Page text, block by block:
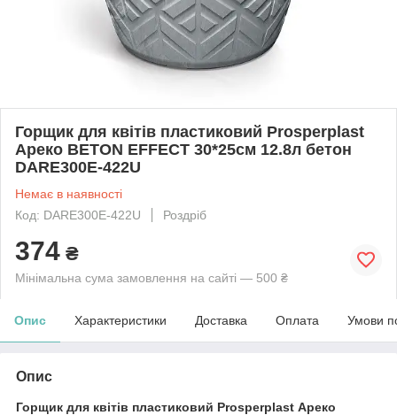
Горщик для квітів пластиковий Prosperplast
Ареко BETON EFFECT 30*25см 12.8л бетон
DARE300E-422U
Немає в наявності
Код: DARE300E-422U
Роздріб
374 ₴
Мінімальна сума замовлення на сайті — 500 ₴
Опис Характеристики Доставка Оплата Умови
Опис
Горщик для квітів пластиковий Prosperplast Ареко